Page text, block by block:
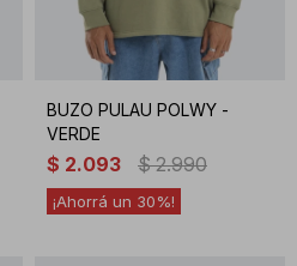
BUZO PULAU POLWY -
VERDE
$ 2.093 $ 2.990
30